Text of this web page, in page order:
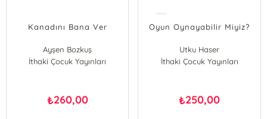
Kanadını Bana Ver
Ayşen Bozkuş
İthaki Çocuk Yayınları
₺260,00
Oyun Oynayabilir Miyiz?
Utku Haser
İthaki Çocuk Yayınları
₺250,00